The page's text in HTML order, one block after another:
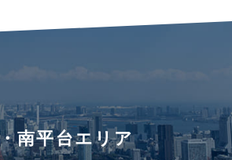
南平台エリア